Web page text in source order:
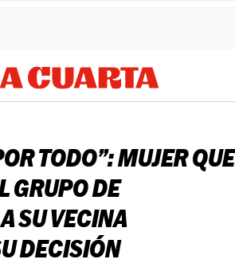
TODO”: MUJER QUE
GRUPO DE
SU VECINA
DECISIÓN